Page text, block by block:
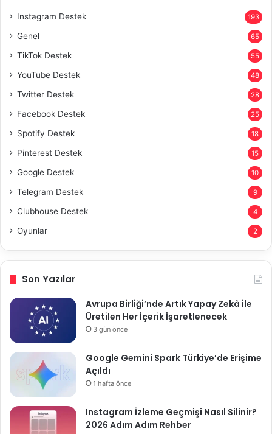
Instagram Destek 193
Genel 65
TikTok Destek 55
YouTube Destek 48
Twitter Destek 28
Facebook Destek 25
Spotify Destek 18
Pinterest Destek 15
Google Destek 10
Telegram Destek 9
Clubhouse Destek 4
Oyunlar 2
Son Yazılar
Avrupa Birliği’nde Artık Yapay Zekâ ile
Üretilen Her İçerik İşaretlenecek
3 gün önce
Google Gemini Spark Türkiye’de Erişime
Açıldı
1 hafta önce
Instagram İzleme Geçmişi Nasıl Silinir?
2026 Adım Adım Rehber